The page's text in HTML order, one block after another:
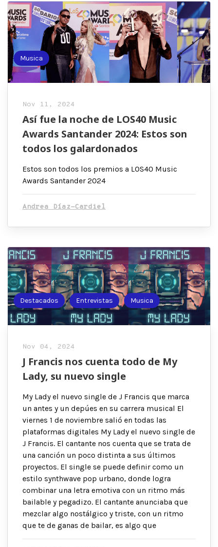
Musica
Nov 11, 2024
Así fue la noche de LOS40 Music
Awards Santander 2024: Estos son
todos los galardonados
Estos son todos los premios a LOS40 Music
Awards Santander 2024
Andrea Díaz-Cardiel
Destacados Entrevistas Musica
Nov 04, 2024
J Francis nos cuenta todo de My
Lady, su nuevo single
My Lady el nuevo single de J Francis que marca
un antes y un depúes en su carrera musical El
viernes 1 de noviembre salió en todas las
plataformas digitales My Lady el nuevo single de
J Francis. El cantante nos cuenta que se trata de
una canción un poco distinta a sus últimos
proyectos. El single se puede definir como un
estilo synthwave pop urbano, donde logra
combinar una letra emotiva con un ritmo más
bailable y pegadizo. El cantante anunciaba que
mezclar algo nostálgico y triste, con un ritmo
que te de ganas de bailar, es algo que